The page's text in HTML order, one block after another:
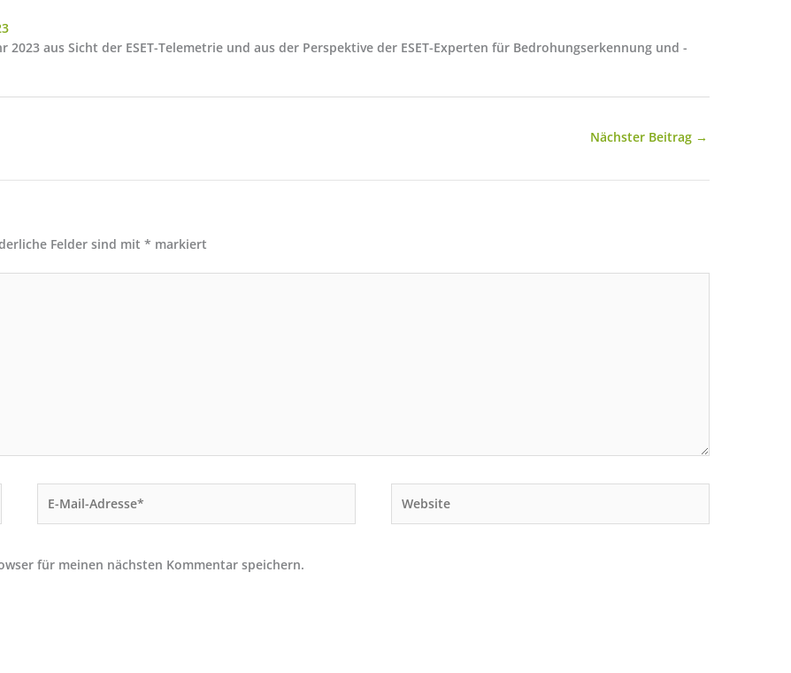
aus Sicht der ESET-Telemetrie und aus der Perspektive der ESET-Experten für Bedrohungserkennung und -
Nächster Beitrag →
Felder sind mit * markiert
Mail-
für meinen nächsten Kommentar speichern.